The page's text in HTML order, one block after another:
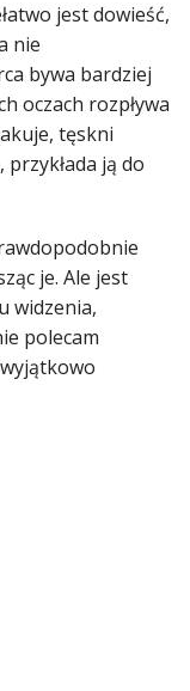
jest dowieść,
nie
bywa bardziej
oczach rozpływa
tęskni
ją do
je. Ale jest
widzenia,
polecam